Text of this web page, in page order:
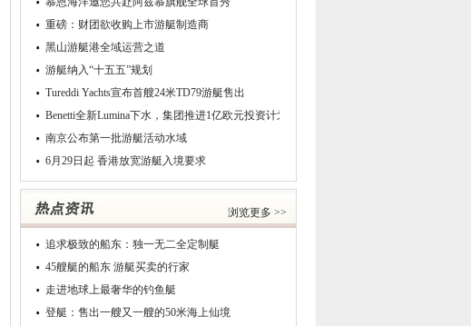
重磅：财团欲收购上市游艇制造商
黑山游艇港全域运营之道
游艇纳入“十五五”规划
Tureddi Yachts宣布首艘24米TD79游艇售出
Benetti全新Lumina下水，集团推进1亿欧元投资计划
南京公布第一批游艇活动水域
6月29日起 香港放宽游艇入境要求
浏览更多 >>
追求极致的船东：独一无二全定制艇
45艘艇的船东 游艇买卖的行家
走进地球上最奢华的钓鱼艇
登艇：售出一艘又一艘的50米海上仙境